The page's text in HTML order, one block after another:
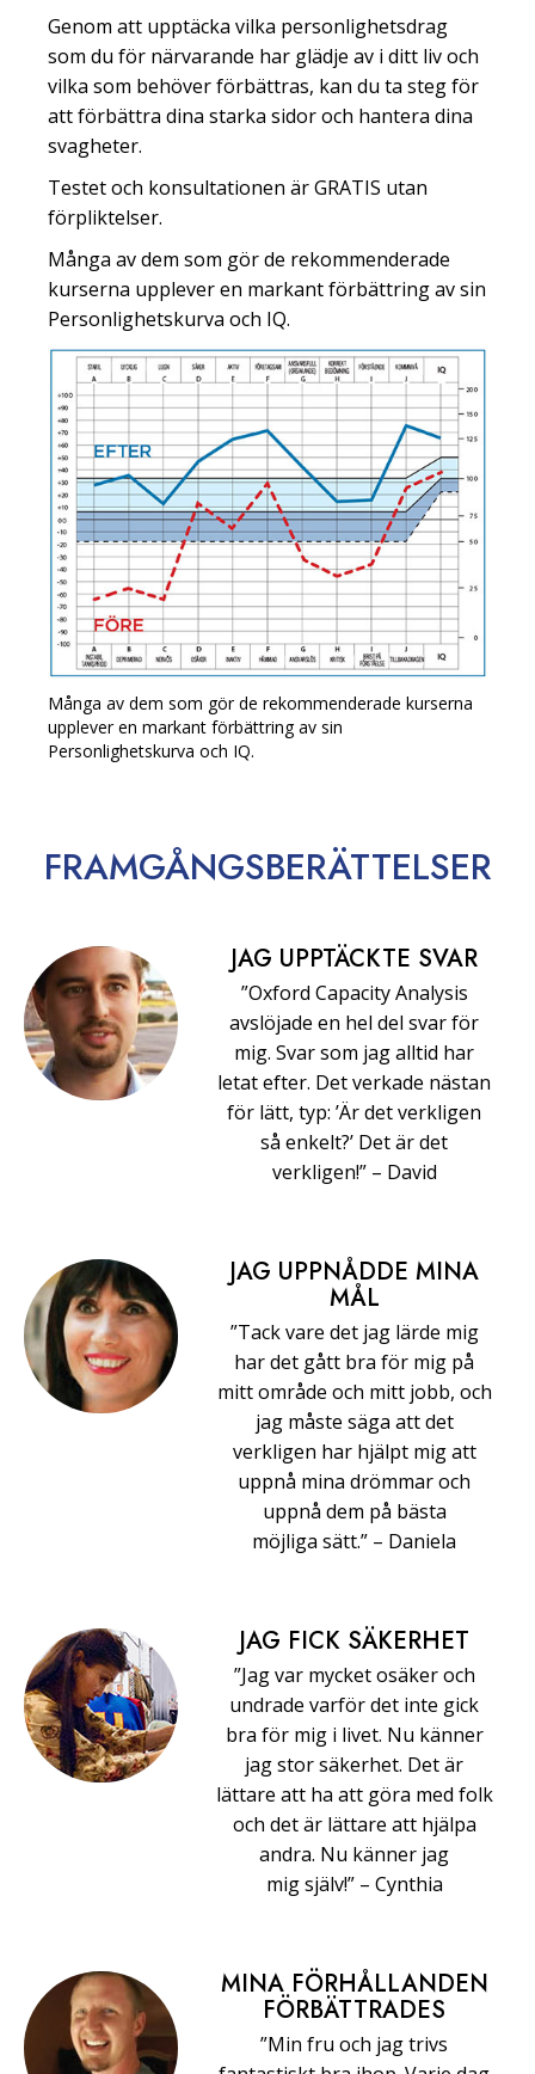
Genom att upptäcka vilka personlighetsdrag
som du för närvarande har glädje av i ditt liv och
vilka som behöver förbättras, kan du ta steg för
att förbättra dina starka sidor och hantera dina
svagheter.
Testet och konsultationen är GRATIS utan
förpliktelser.
Många av dem som gör de rekommenderade
kurserna upplever en markant förbättring av sin
Personlighetskurva och IQ.
Många av dem som gör de rekommenderade kurserna
upplever en markant förbättring av sin
Personlighetskurva och IQ.
FRAMGÅNGS­BERÄTTELSER
JAG UPPTÄCKTE SVAR
”Oxford Capacity Analysis
avslöjade en hel del svar för
mig. Svar som jag alltid har
letat efter. Det verkade nästan
för lätt, typ: ’Är det verkligen
så enkelt?’ Det är det
verkligen!” –⁠ ⁠David
JAG UPPNÅDDE MINA
MÅL
”Tack vare det jag lärde mig
har det gått bra för mig på
mitt område och mitt jobb, och
jag måste säga att det
verkligen har hjälpt mig att
uppnå mina drömmar och
uppnå dem på bästa
möjliga sätt.” –⁠ ⁠Daniela
JAG FICK SÄKERHET
”Jag var mycket osäker och
undrade varför det inte gick
bra för mig i livet. Nu känner
jag stor säkerhet. Det är
lättare att ha att göra med folk
och det är lättare att hjälpa
andra. Nu känner jag
mig själv!” –⁠ ⁠Cynthia
MINA FÖRHÅLLANDEN
FÖRBÄTTRADES
”Min fru och jag trivs